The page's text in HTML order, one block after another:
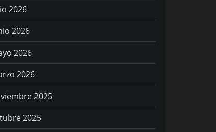
2026
2026
2026
2026
2025
2025